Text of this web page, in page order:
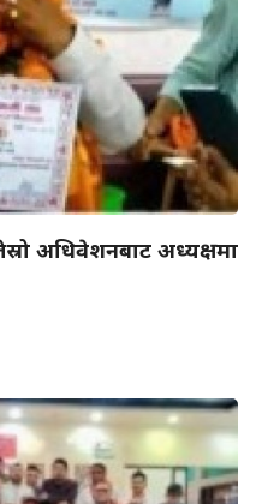
अधिवेशनबाट अध्यक्षमा